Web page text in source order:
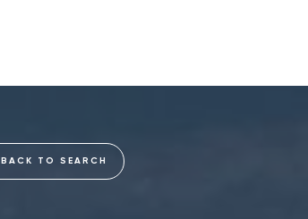
BACK TO SEARCH